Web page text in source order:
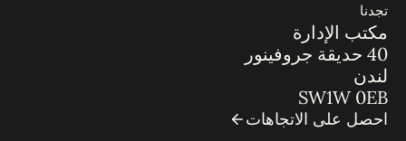
تجدنا
مكتب الإدارة
40 حديقة جروفينور
لندن
SW1W 0EB
احصل على الاتجاهات